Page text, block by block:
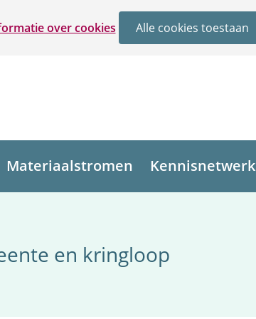
over cookies
Alle cookies toestaan
Ga
naar
Materiaalstromen Kennisnetwerk
en kringloop